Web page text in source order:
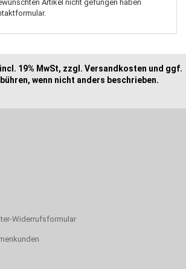
Artikel nicht gefungen haben
19% MwSt, zzgl. Versandkosten und ggf.
wenn nicht anders beschrieben.
Widerrufsformular